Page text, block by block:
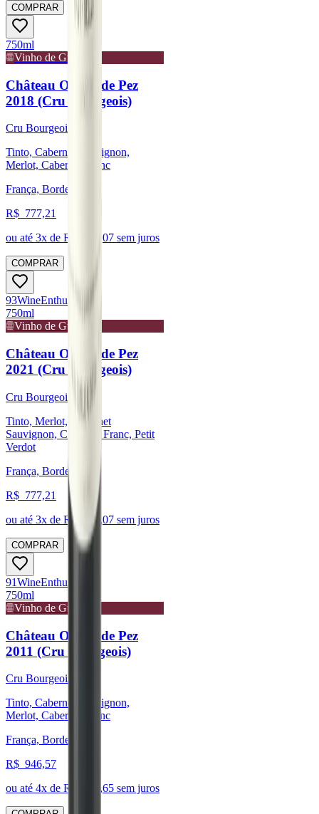
COMPRAR
750ml
Vinho de Guarda
Château Ormes de Pez
2018 (Cru Bourgeois)
Cru Bourgeois
Tinto, Cabernet Sauvignon,
Merlot, Cabernet Franc
França, Bordeaux
R$ 777,21
ou até 3x de R$ 259,07 sem juros
COMPRAR
93WineEnthusiast
750ml
Vinho de Guarda
Château Ormes de Pez
2021 (Cru Bourgeois)
Cru Bourgeois
Tinto, Merlot, Cabernet
Sauvignon, Cabernet Franc, Petit
Verdot
França, Bordeaux
R$ 777,21
ou até 3x de R$ 259,07 sem juros
COMPRAR
91WineEnthusiast
750ml
Vinho de Guarda
Château Ormes de Pez
2011 (Cru Bourgeois)
Cru Bourgeois
Tinto, Cabernet Sauvignon,
Merlot, Cabernet Franc
França, Bordeaux
R$ 946,57
ou até 4x de R$ 236,65 sem juros